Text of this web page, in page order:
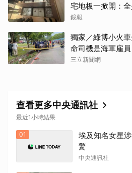
宅地板一掀開：
震撼影像曝
鏡報
獨家／綠博小火
命司機是海軍雇
三立新聞網
查看更多中央通訊社
最近1小時結果
01
埃及知名女星
驚
中央通訊社